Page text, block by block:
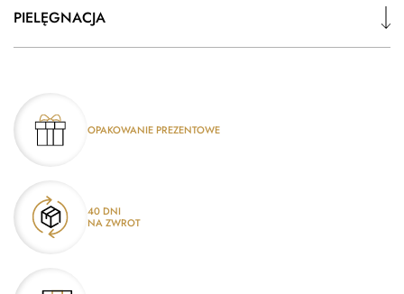
PIELĘGNACJA
OPAKOWANIE PREZENTOWE
40 DNI
NA ZWROT